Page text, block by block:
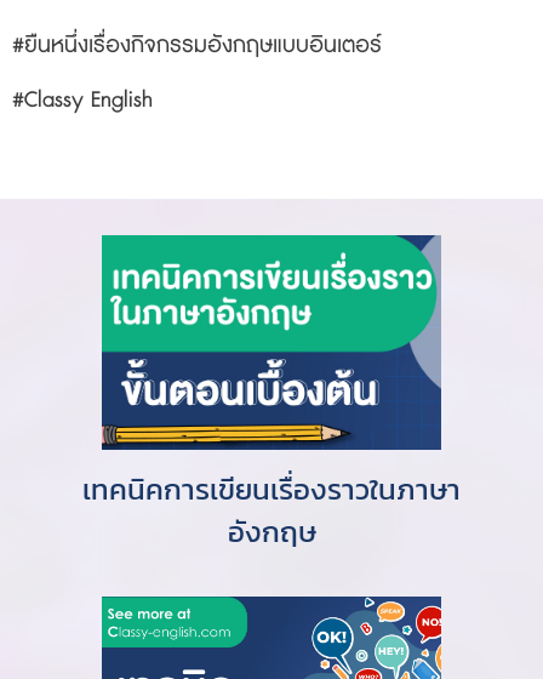
#ยืนหนึ่งเรื่องกิจกรรมอังกฤษแบบอินเตอร์
#Classy English
เทคนิคการเขียนเรื่องราวในภาษา
อังกฤษ